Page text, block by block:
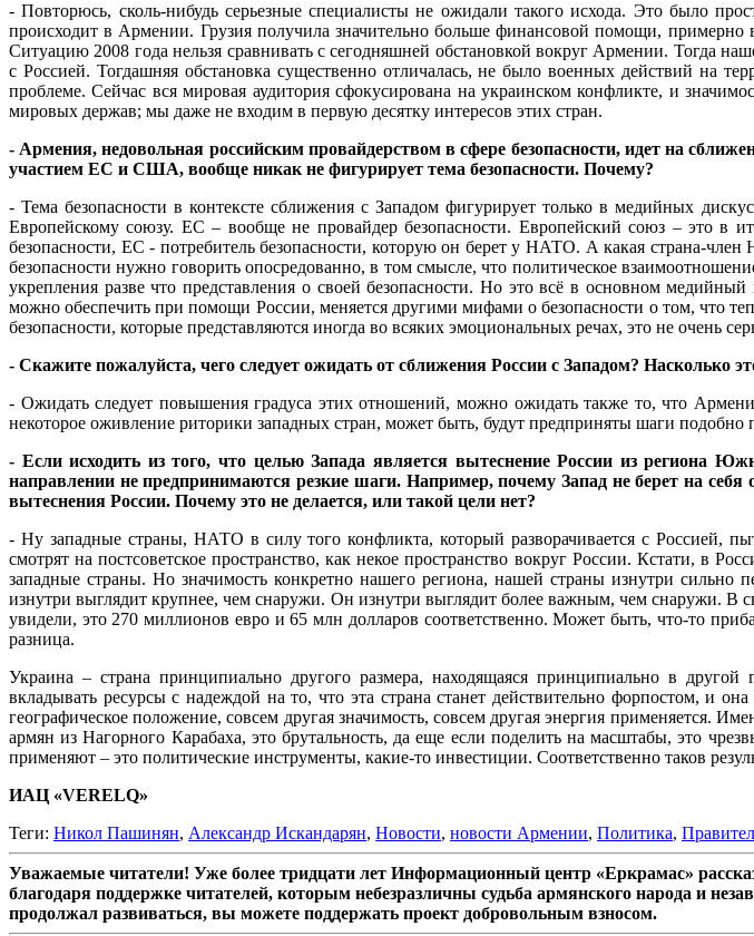
- Повторюсь, сколь-нибудь серьезные специалисты не ожидали такого исхода. Это было
происходит в Армении. Грузия получила значительно больше финансовой помощи,
Ситуацию 2008 года нельзя сравнивать с сегодняшней обстановкой вокруг Армении. Тогда
с Россией. Тогдашняя обстановка существенно отличалась, не было военных действий на
проблеме. Сейчас вся мировая аудитория сфокусирована на украинском конфликте, и
мировых держав; мы даже не входим в первую десятку интересов этих стран.
- Армения, недовольная российским провайдерством в сфере безопасности, идет на
участием ЕС и США, вообще никак не фигурирует тема безопасности. Почему?
- Тема безопасности в контексте сближения с Западом фигурирует только в медийных
Европейскому союзу. ЕС – вообще не провайдер безопасности. Европейский союз – это в
безопасности, ЕС - потребитель безопасности, которую он берет у НАТО. А какая страна-
безопасности нужно говорить опосредованно, в том смысле, что политическое
укрепления разве что представления о своей безопасности. Но это всё в основном
можно обеспечить при помощи России, меняется другими мифами о безопасности о том, что
безопасности, которые представляются иногда во всяких эмоциональных речах, это не очень
- Скажите пожалуйста, чего следует ожидать от сближения России с Западом? Насколько
- Ожидать следует повышения градуса этих отношений, можно ожидать также то, что
некоторое оживление риторики западных стран, может быть, будут предприняты шаги
- Если исходить из того, что целью Запада является вытеснение России из региона
направлении не предпринимаются резкие шаги. Например, почему Запад не берет на себя
вытеснения России. Почему это не делается, или такой цели нет?
- Ну западные страны, НАТО в силу того конфликта, который разворачивается с Россией,
смотрят на постсоветское пространство, как некое пространство вокруг России. Кстати, в
западные страны. Но значимость конкретно нашего региона, нашей страны изнутри
изнутри выглядит крупнее, чем снаружи. Он изнутри выглядит более важным, чем снаружи. В
увидели, это 270 миллионов евро и 65 млн долларов соответственно. Может быть, что-то
разница.
Украина – страна принципиально другого размера, находящаяся принципиально в
вкладывать ресурсы с надеждой на то, что эта страна станет действительно форпостом, и
географическое положение, совсем другая значимость, совсем другая энергия применяется.
армян из Нагорного Карабаха, это брутальность, да еще если поделить на масштабы, это
применяют – это политические инструменты, какие-то инвестиции. Соответственно таков
ИАЦ «VERELQ»
Теги: Никол Пашинян, Александр Искандарян, Новости, новости Армении, Политика,
Уважаемые читатели! Уже более тридцати лет Информационный центр «Еркрамас»
благодаря поддержке читателей, которым небезразличны судьба армянского народа и
продолжал развиваться, вы можете поддержать проект добровольным взносом.